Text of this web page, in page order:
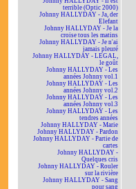
terrible (Optic 2000)
Johnny HALLYDAY - Ja, der
Elefant
Johnny HALLYDAY - Je la
croise tous les matins
Johnny HALLYDAY - Je n'ai
jamais pleuré
Johnny HALLYDAY - LEGAL,
le goût
Johnny HALLYDAY - Les
années Johnny vol.1
Johnny HALLYDAY - Les
années Johnny vol.2
Johnny HALLYDAY - Les
années Johnny vol.3
Johnny HALLYDAY - Les
tendres années
Johnny HALLYDAY - Marie
Johnny HALLYDAY - Pardon
Johnny HALLYDAY - Partie de
cartes
Johnny HALLYDAY -
Quelques cris
Johnny HALLYDAY - Rouler
sur la rivière
Johnny HALLYDAY - Sang
pour sang